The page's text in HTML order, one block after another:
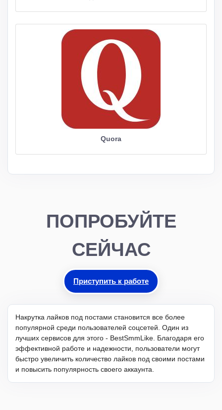
Quora
ПОПРОБУЙТЕ
СЕЙЧАС
Приступить к работе
Накрутка лайков под постами становится все более
популярной среди пользователей соцсетей. Один из
лучших сервисов для этого - BestSmmLike. Благодаря его
эффективной работе и надежности, пользователи могут
быстро увеличить количество лайков под своими постами
и повысить популярность своего аккаунта.